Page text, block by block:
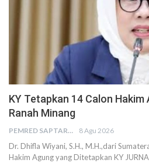
KY Tetapkan 14 Calon Hakim
Ranah Minang
PEMRED SAPTARIUS 8 Agu 2026
Dr. Dhifla Wiyani, S.H., M.H.,dari
Hakim Agung yang Ditetapkan KY